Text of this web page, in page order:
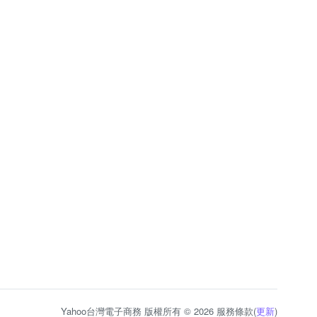
Yahoo台灣電子商務 版權所有 © 2026 服務條款(更新)